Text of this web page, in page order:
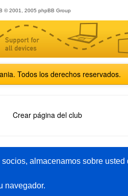
© 2001, 2005 phpBB Group
Todos los derechos reservados.
Crear página del club
Italiano Русский
almacenamos sobre usted
navegador.